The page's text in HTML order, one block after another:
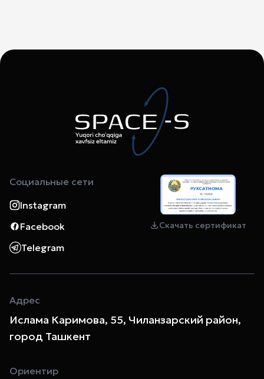
Социальные сети
Instagram
Facebook
Telegram
Скачать сертификат
Адрес
Ислама Каримова, 55, Чиланзарский район,
город Ташкент
Ориентир